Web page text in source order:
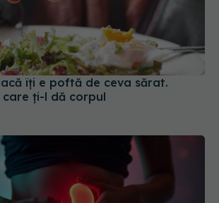
îți e poftă de ceva sărat.
care ți-l dă corpul